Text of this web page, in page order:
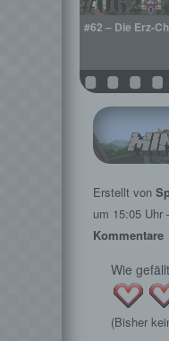
#62 – Die Erz-
Erstellt von
um 15:05 Uhr
Kommentare
Wie
(Bisher